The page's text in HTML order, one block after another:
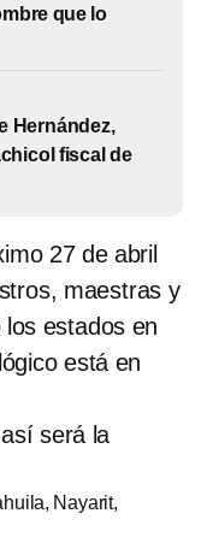
que lo
Hernández,
fiscal de
27 de abril
maestras y
estados en
está en
será la
Nayarit,